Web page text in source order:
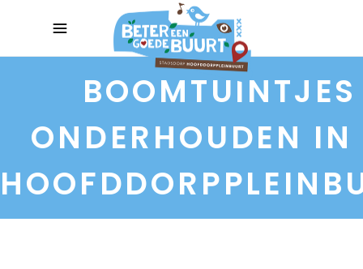
BOOMTUINTJES
ONDERHOUDEN IN